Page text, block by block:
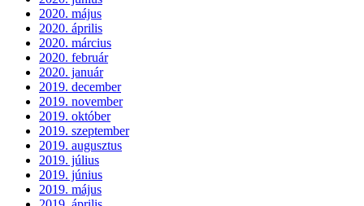
2020. május
2020. április
2020. március
2020. február
2020. január
2019. december
2019. november
2019. október
2019. szeptember
2019. augusztus
2019. július
2019. június
2019. május